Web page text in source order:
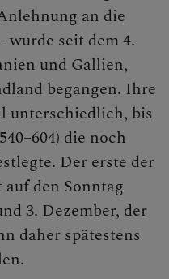
an die
seit dem 4.
und Gallien,
begangen. Ihre
unterschiedlich, bis
die noch
Der erste der
den Sonntag
3. Dezember, der
daher spätestens